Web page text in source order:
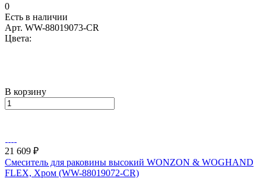
0
Есть в наличии
Арт. WW-88019073-CR
Цвета:
В корзину
21 609 ₽
Смеситель для раковины высокий WONZON & WOGHAND
FLEX, Хром (WW-88019072-CR)